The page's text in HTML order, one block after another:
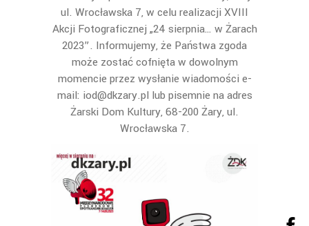
ul. Wrocławska 7, w celu realizacji XVIII
Akcji Fotograficznej „24 sierpnia… w Żarach
2023”. Informujemy, że Państwa zgoda
może zostać cofnięta w dowolnym
momencie przez wysłanie wiadomości e-
mail: iod@dkzary.pl lub pisemnie na adres
Żarski Dom Kultury, 68-200 Żary, ul.
Wrocławska 7.